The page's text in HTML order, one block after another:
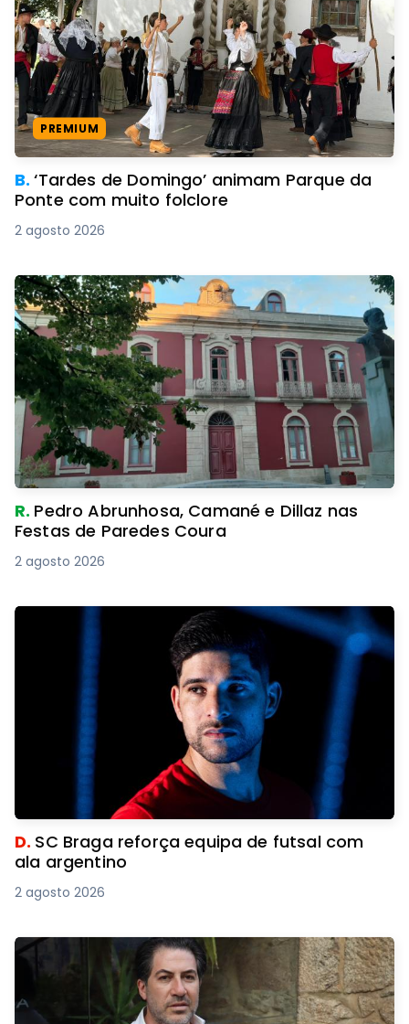
PREMIUM
B.‘Tardes de Domingo’ animam Parque da
Ponte com muito folclore
2 agosto 2026
R. Pedro Abrunhosa, Camané e Dillaz nas
Festas de Paredes Coura
2 agosto 2026
D. SC Braga reforça equipa de futsal com
ala argentino
2 agosto 2026